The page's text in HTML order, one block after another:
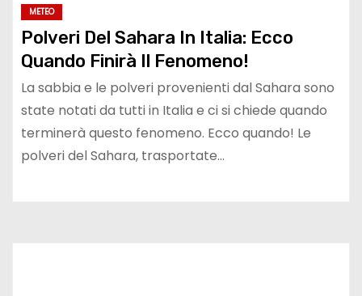
METEO
Polveri Del Sahara In Italia: Ecco
Quando Finirà Il Fenomeno!
La sabbia e le polveri provenienti dal Sahara sono
state notati da tutti in Italia e ci si chiede quando
terminerà questo fenomeno. Ecco quando! Le
polveri del Sahara, trasportate…